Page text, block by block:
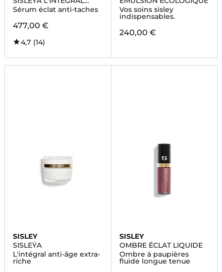
ANTI-ÂGE
Sérum éclat anti-taches
477,00 €
4,7 (14)
Vos soins sisley
indispensables.
240,00 €
SISLEY
SISLEŸA
L'intégral anti-âge extra-
riche
SISLEY
OMBRE ÉCLAT LIQUIDE
Ombre à paupières
fluide longue tenue